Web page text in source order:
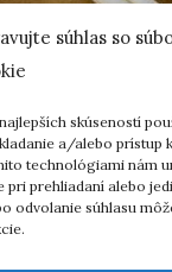
súhlas so
skúseností
a/alebo prístup
technológiami nám
pri prehliadaní alebo
odvolanie súhlasu